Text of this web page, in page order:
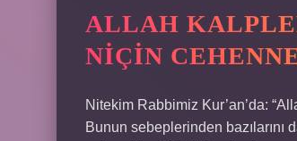
ALLAH
NIÇIN
Nitekim Rabbimiz Kur’an’da:
Bunun sebeplerinden